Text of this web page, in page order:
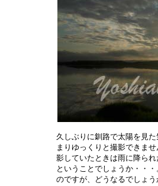
久しぶりに釧路で太陽を見
まりゆっくりと撮影できま
影していたときは雨に降ら
ということでしょうか・・